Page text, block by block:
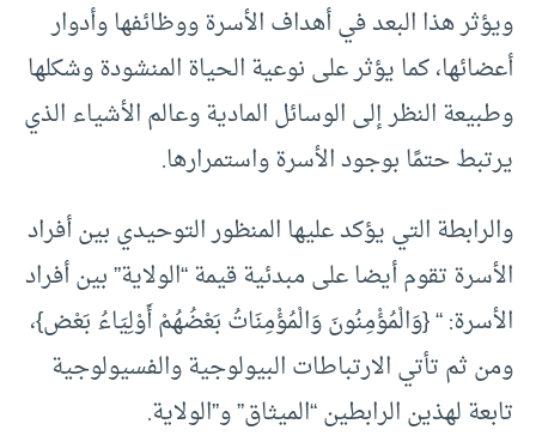
ويؤثر هذا البعد في أهداف الأسرة ووظائفها وأدوار
أعضائها، كما يؤثر على نوعية الحياة المنشودة وشكلها
وطبيعة النظر إلى الوسائل المادية وعالم الأشياء الذي
يرتبط حتمًا بوجود الأسرة واستمرارها.
والرابطة التي يؤكد عليها المنظور التوحيدي بين أفراد
الأسرة تقوم أيضا على مبدئية قيمة “الولاية” بين أفراد
الأسرة: “{وَالْمُؤْمِنُونَ وَالْمُؤْمِنَاتُ بَعْضُهُمْ أَوْلِيَاءُ بَعْض}،
ومن ثم تأتي الارتباطات البيولوجية والفسيولوجية
تابعة لهذين الرابطين “الميثاق” و”الولاية.